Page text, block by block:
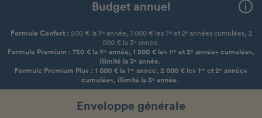
Budget annuel
Formule Confort : 500 € la 1ʳᵉ année, 1 000 € les 1ʳᵉ et 2ᵉ années cumulées, 2
000 € la 3ᵉ année.
Formule Premium : 750 € la 1ʳᵉ année, 1 500 € les 1ʳᵉ et 2ᵉ années cumulées,
illimité la 3ᵉ année.
Formule Premium Plus : 1 000 € la 1ʳᵉ année, 2 000 € les 1ʳᵉ et 2ᵉ années
cumulées, illimité la 3ᵉ année.
Enveloppe générale